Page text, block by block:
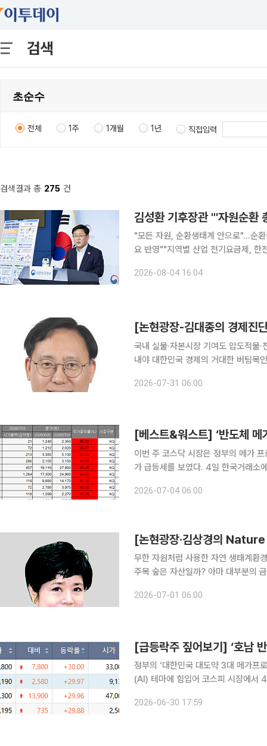
검색
전체 1주 1개월 1년 직접입력
검색결과 총 275 건
김성환 기후장관 "'자원순환
"모든 자원, 순환생태계 안으로"…순
요 반영""지역별 산업 전기요금제, 한전 감당할 수준서
들고, 이 문제를 총괄할 수 있는 직제
2026-08-04 16:04
[논현광장-김대종의 경제진
국내 실물·자본시장 기여도 압도적물
내야 대한민국 경제의 거대한 버팀목인 반도체 산업이 다시 한번 거센 폭풍우를 맞고 있다. 최근 국
는 ‘반도체 겨울론’과 ‘고점 논란’이
2026-07-31 06:00
이번 주 코스닥 시장은 정부의 메가
가 급등세를 보였다. 4일 한국거래소에 따르면 이번 주(29~3일) 코스닥 지수는 지난주 대비
운데 외국인과 기관이 각각 1826억
2026-07-04 06:00
[논현광장·김상경의
무한 자원처럼 사용한 자연 생태계환
주목 숲은 자산일까? 아마 대부분의 금융인은 아니라고 답할 것이다. 은행 대출을 받을 때 숲은 담보
랫동안 공장과 건물, 기계설비는 자산
2026-07-01 06:00
정부의 ‘대한민국 대도약 3대 메가프
(AI) 테마에 힘입어 코스피 시장에서
2026-06-30 17:59